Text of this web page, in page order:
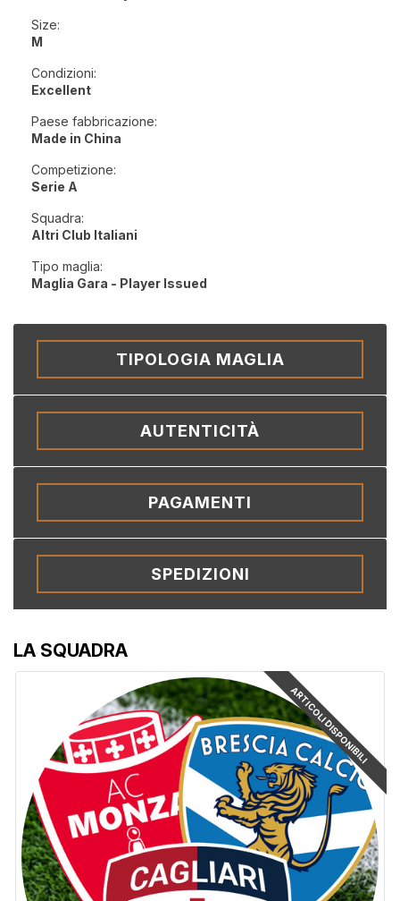
LA SQUADRA
ARTICOLI DISPONIBILI
Size:
M
Condizioni:
Excellent
Paese fabbricazione:
Made in China
Competizione:
Serie A
Squadra:
Altri Club Italiani
Tipo maglia:
Maglia Gara - Player Issued
TIPOLOGIA MAGLIA
AUTENTICITÀ
PAGAMENTI
SPEDIZIONI